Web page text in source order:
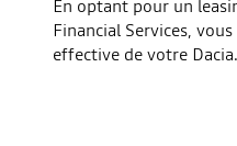
En optant pour un
Financial Services,
effective de votre